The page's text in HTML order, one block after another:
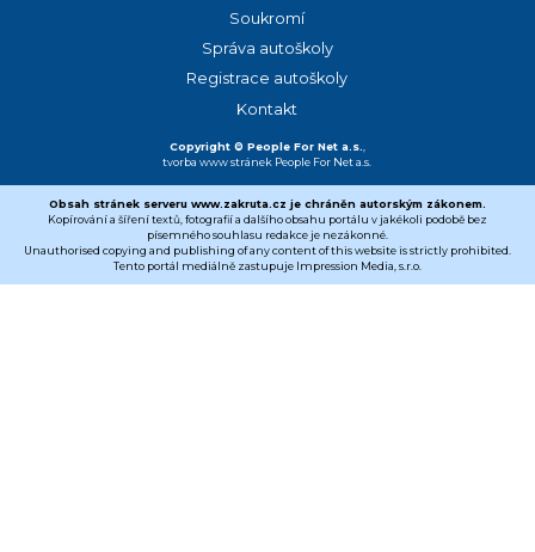
Copyright © People For Net a.s.
tvorba www stránek People For Net a.s.
Soukromí
Správa autoškoly
Registrace autoškoly
Kontakt
Obsah stránek serveru www.zakruta.cz je chráněn autorským zákonem.
Kopírování a šíření textů, fotografií a dalšího obsahu portálu v jakékoli podobě bez
písemného souhlasu redakce je nezákonné.
Unauthorised copying and publishing of any content of this website is strictly prohibited.
Tento portál mediálně zastupuje Impression Media, s.r.o.